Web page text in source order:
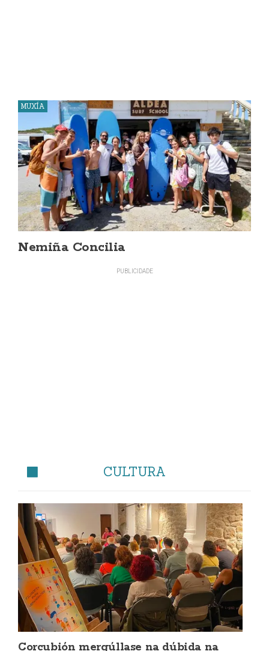
MUXÍA
Nemiña Concilia
CULTURA
Corcubión mergúllase na dúbida na